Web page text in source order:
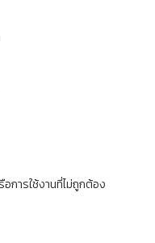
การใช้งานที่ไม่ถูกต้อง